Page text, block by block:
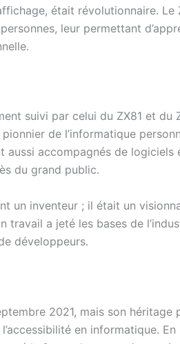
était révolutionnaire.
leur permettant
suivi par celui du ZX81 et du
de l’informatique
aussi accompagnés de
du grand public.
un inventeur ; il était un
travail a jeté les bases de
développeurs.
2021, mais son
en informatique.